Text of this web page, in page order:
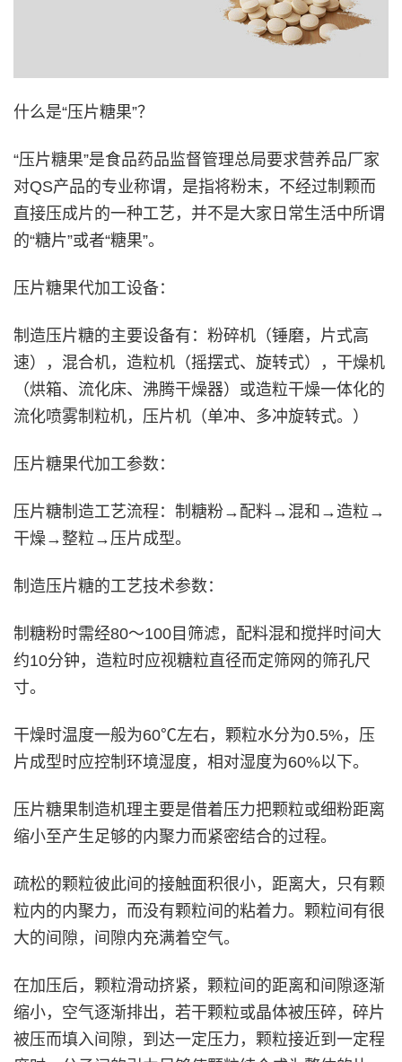
什么是“压片糖果”？
“压片糖果”是食品药品监督管理总局要求营养品厂家
对QS产品的专业称谓，是指将粉末，不经过制颗而
直接压成片的一种工艺，并不是大家日常生活中所谓
的“糖片”或者“糖果”。
压片糖果代加工设备：
制造压片糖的主要设备有：粉碎机（锤磨，片式高
速），混合机，造粒机（摇摆式、旋转式），干燥机
（烘箱、流化床、沸腾干燥器）或造粒干燥一体化的
流化喷雾制粒机，压片机（单冲、多冲旋转式。）
压片糖果代加工参数：
压片糖制造工艺流程：制糖粉→配料→混和→造粒→
干燥→整粒→压片成型。
制造压片糖的工艺技术参数：
制糖粉时需经80～100目筛滤，配料混和搅拌时间大
约10分钟，造粒时应视糖粒直径而定筛网的筛孔尺
寸。
干燥时温度一般为60℃左右，颗粒水分为0.5%，压
片成型时应控制环境湿度，相对湿度为60%以下。
压片糖果制造机理主要是借着压力把颗粒或细粉距离
缩小至产生足够的内聚力而紧密结合的过程。
疏松的颗粒彼此间的接触面积很小，距离大，只有颗
粒内的内聚力，而没有颗粒间的粘着力。颗粒间有很
大的间隙，间隙内充满着空气。
在加压后，颗粒滑动挤紧，颗粒间的距离和间隙逐渐
缩小，空气逐渐排出，若干颗粒或晶体被压碎，碎片
被压而填入间隙，到达一定压力，颗粒接近到一定程